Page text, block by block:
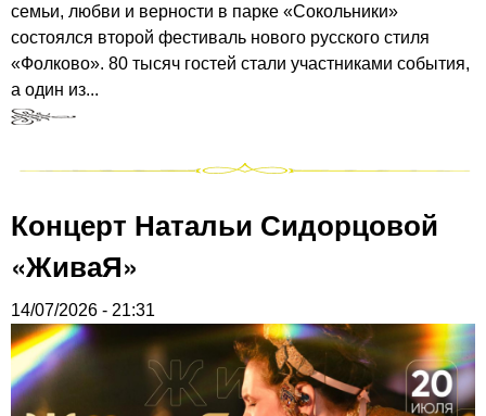
семьи, любви и верности в парке «Сокольники»
состоялся второй фестиваль нового русского стиля
«Фолково». 80 тысяч гостей стали участниками события,
а один из...
Концерт Натальи Сидорцовой
«ЖиваЯ»
14/07/2026 - 21:31